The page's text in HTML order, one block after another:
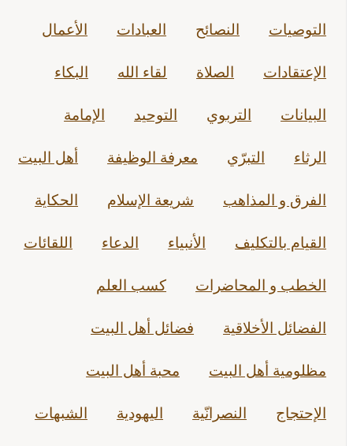
التوصيات النصائح العبادات الأعمال
الإعتقادات الصلاة لقاء الله البكاء
البيانات التربوي التوحيد الإمامة
الرثاء التبرّي معرفة الوظيفة أهل البيت
الفرق و المذاهب شريعة الإسلام الحكاية
القيام بالتكليف الأنبياء الدعاء اللقائات
الخطب و المحاضرات كسب العلم
الفضائل الأخلاقية فضائل أهل البيت
مظلومية أهل البيت محبة أهل البيت
الإحتجاج النصرانّية اليهودية الشبهات